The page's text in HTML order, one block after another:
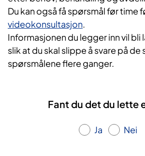
Du kan også få spørsmål før time
videokonsultasjon.
Informasjonen du legger inn vil
slik at du skal slippe å svare på de
spørsmålene flere ganger.
Fant du det du lette
Ja Nei